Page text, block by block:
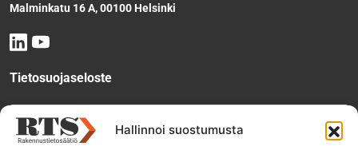
Hallinnoi suostumusta
Malminkatu 16 A, 00100 Helsinki
Tietosuojaseloste
Tee käyttölupahakemus